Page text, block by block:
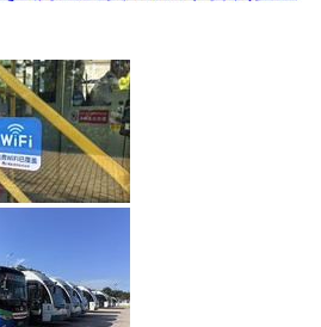
盛放百年。一树一花相伴经年，历经
山珍稀古树生态奇观，更是夏日崂